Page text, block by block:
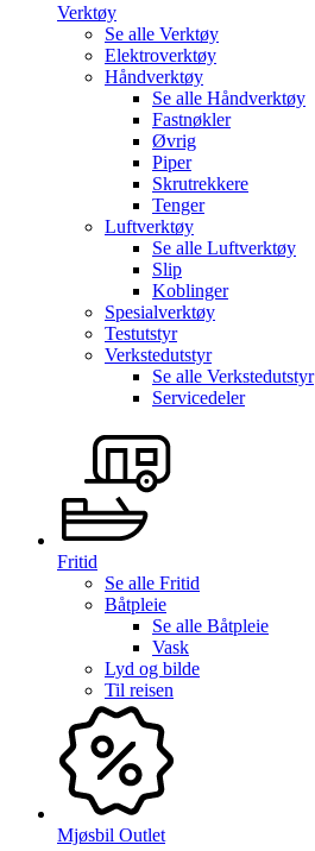
Verktøy
Se alle Verktøy
Elektroverktøy
Håndverktøy
Se alle Håndverktøy
Fastnøkler
Øvrig
Piper
Skrutrekkere
Tenger
Luftverktøy
Se alle Luftverktøy
Slip
Koblinger
Spesialverktøy
Testutstyr
Verkstedutstyr
Se alle Verkstedutstyr
Servicedeler
Fritid
Se alle Fritid
Båtpleie
Se alle Båtpleie
Vask
Lyd og bilde
Til reisen
Mjøsbil Outlet